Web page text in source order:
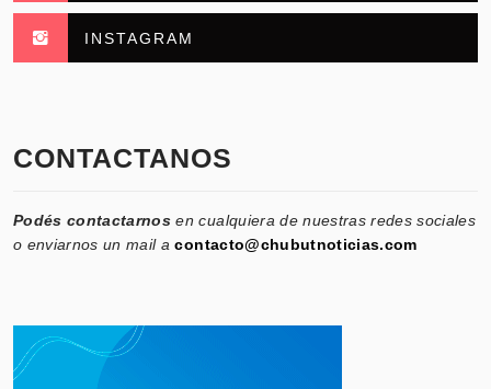
INSTAGRAM
CONTACTANOS
Podés contactarnos en cualquiera de nuestras redes sociales
o enviarnos un mail acontacto@chubutnoticias.com